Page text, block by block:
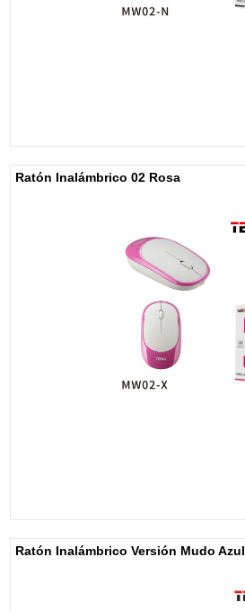
Ratón Inalámbrico 02 Rosa
Ratón Inalámbrico Versión Mudo Azul